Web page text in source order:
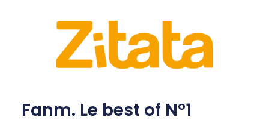
Fanm. Le best of N°1